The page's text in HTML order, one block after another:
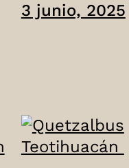
3 junio, 2025